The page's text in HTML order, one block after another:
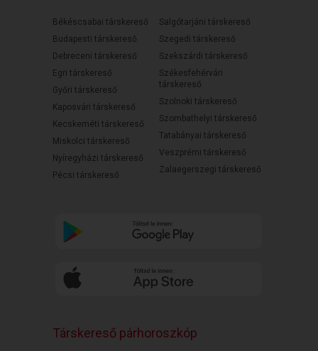
Békéscsabai társkereső
Budapesti társkereső
Debreceni társkereső
Egri társkereső
Győri társkereső
Kaposvári társkereső
Kecskeméti társkereső
Miskolci társkereső
Nyíregyházi társkereső
Pécsi társkereső
Salgótarjáni társkereső
Szegedi társkereső
Szekszárdi társkereső
Székesfehérvári
társkereső
Szolnoki társkereső
Szombathelyi társkereső
Tatabányai társkereső
Veszprémi társkereső
Zalaegerszegi társkereső
Társkereső párhoroszkóp